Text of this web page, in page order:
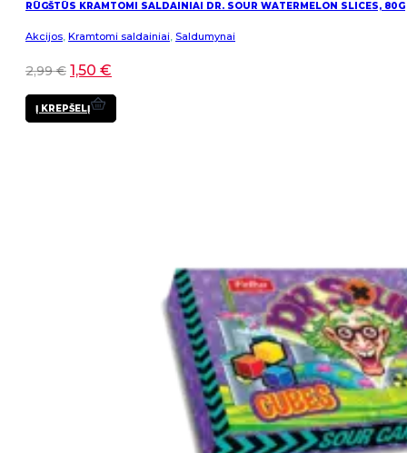
RŪGŠTŪS KRAMTOMI SALDAINIAI DR. SOUR WATERMELON SLICES, 80G
Akcijos, Kramtomi saldainiai, Saldumynai
2,99€ 1,50 €
Į KREPŠELĮ